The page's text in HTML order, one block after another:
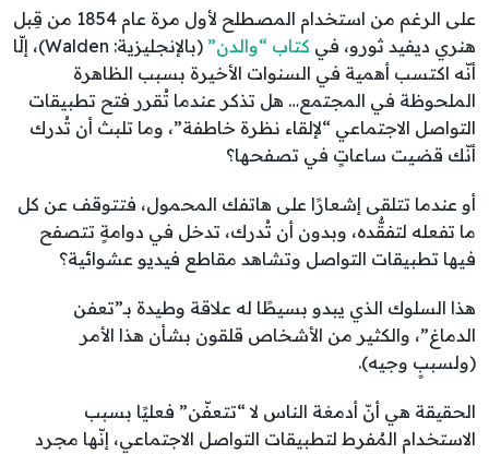
على الرغم من استخدام المصطلح لأول مرة عام 1854 من قِبل
هنري ديفيد ثورو، في كتاب “والدن”
(بالإنجليزية: Walden)، إلّا
أنّه اكتسب أهمية في السنوات الأخيرة بسبب الظاهرة
الملحوظة في المجتمع… هل تذكر عندما تُقرر فتح تطبيقات
التواصل الاجتماعي “لإلقاء نظرة خاطفة”، وما تلبث أن تُدرك
أنّك قضيت ساعاتٍ في تصفحها؟
أو عندما تتلقى إشعارًا على هاتفك المحمول، فتتوقف عن كل
ما تفعله لتفقُّده، وبدون أن تُدرك، تدخل في دوامةٍ تتصفح
فيها تطبيقات التواصل وتشاهد مقاطع فيديو عشوائية؟
هذا السلوك الذي يبدو بسيطًا له علاقة وطيدة بـ”تعفن
الدماغ”، والكثير من الأشخاص قلقون بشأن هذا الأمر
(ولسببٍ وجيه).
الحقيقة هي أنّ أدمغة الناس لا “تتعفّن” فعليًا بسبب
الاستخدام المُفرط لتطبيقات التواصل الاجتماعي، إنّها مجرد